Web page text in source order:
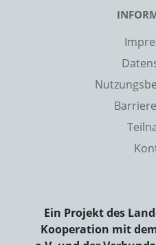
Ein Projekt des
Kooperation mit